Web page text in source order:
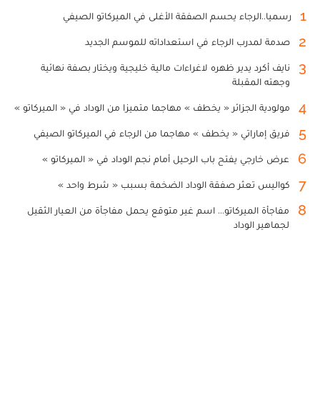
1 رسميا..الرجاء يحسم الصفقة الأغلى في الميركاتو الصيفي
2 صدمة لمدرب الرجاء في استعداداته للموسم الجديد
3
نايف أكرد يدير ظهره لاغراءات مالية خليجية ويختار بصفة نهائية
وجهته المقبلة
4 مولودية الجزائر « يخطف » مهاجما متميزا من الوداد في « الميركاتو »
5 فريق إماراتي « يخطف » مهاجما من الرجاء في الميركاتو الصيفي
6 عرض خارجي يفتح باب الرحيل أمام نجم الوداد في « الميركاتو »
7 كواليس تعثر صفقة الوداد الضخمة بسبب « شرط واحد »
8
مفاجأة الميركاتو... اسم غير متوقع يحمل مفاجأة من العيار الثقيل
لجماهير الوداد